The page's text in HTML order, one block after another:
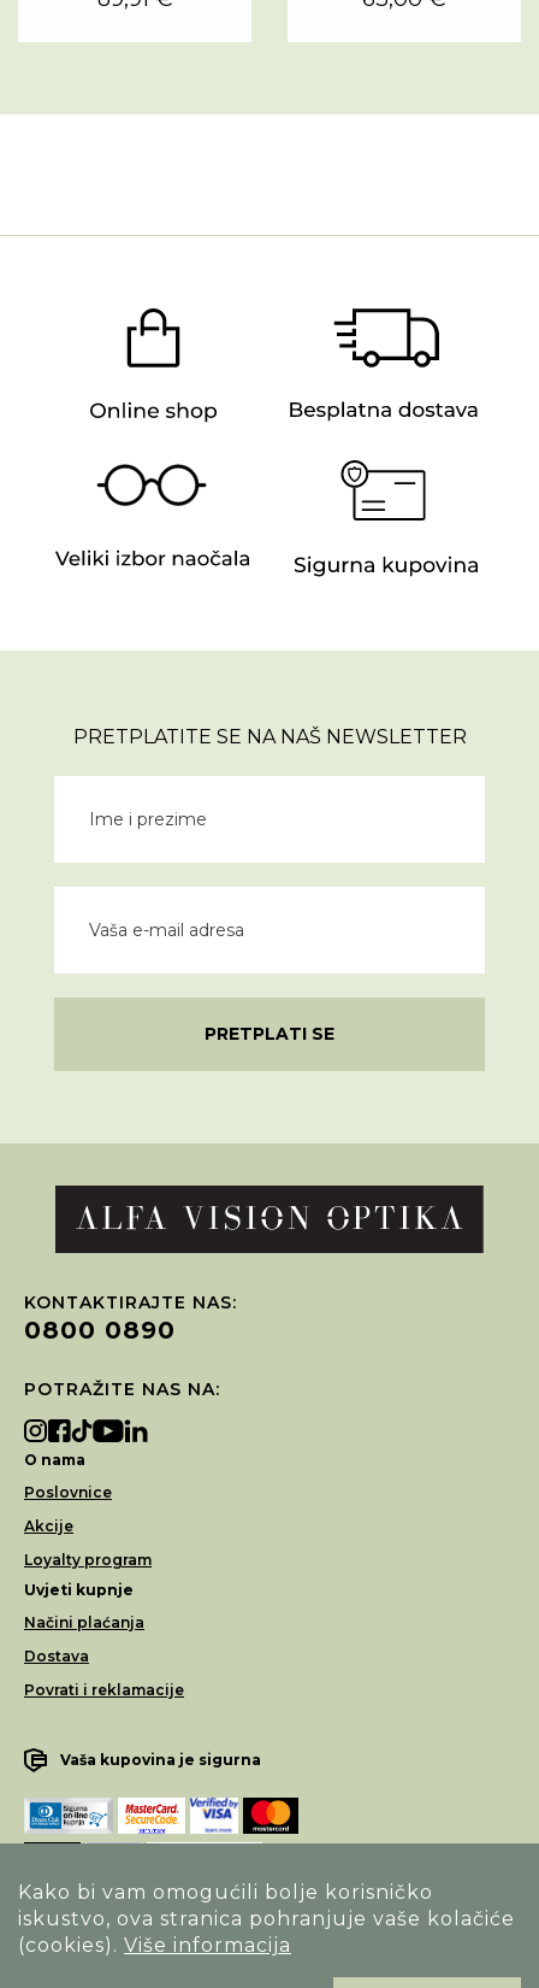
Kako bi vam omogućili bolje korisničko
iskustvo, ova stranica pohranjuje vaše kolačiće
(cookies). Više informacija
PRETPLATITE SE NA NAŠ NEWSLETTER
PRETPLATI SE
KONTAKTIRAJTE NAS:
0800 0890
POTRAŽITE NAS NA:
O nama
Poslovnice
Akcije
Loyalty program
Uvjeti kupnje
Načini plaćanja
Dostava
Povrati i reklamacije
Vaša kupovina je sigurna
Opći uvjeti poslovanja